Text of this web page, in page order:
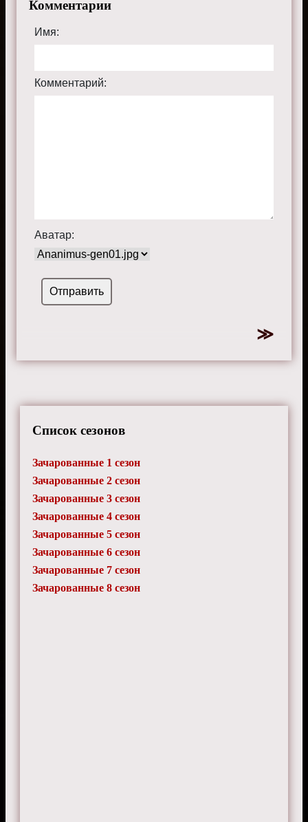
Комментарии
Имя:
Комментарий:
Аватар:
Список сезонов
Зачарованные 1 сезон
Зачарованные 2 сезон
Зачарованные 3 сезон
Зачарованные 4 сезон
Зачарованные 5 сезон
Зачарованные 6 сезон
Зачарованные 7 сезон
Зачарованные 8 сезон